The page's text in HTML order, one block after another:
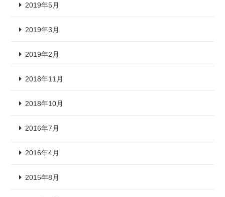
2019年5月
2019年3月
2019年2月
2018年11月
2018年10月
2016年7月
2016年4月
2015年8月